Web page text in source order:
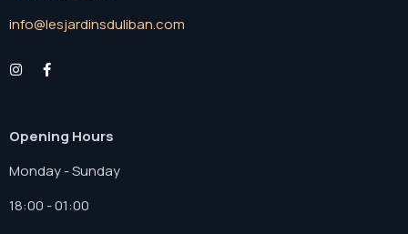
info@lesjardinsduliban.com
Opening Hours
Monday - Sunday
18:00 - 01:00